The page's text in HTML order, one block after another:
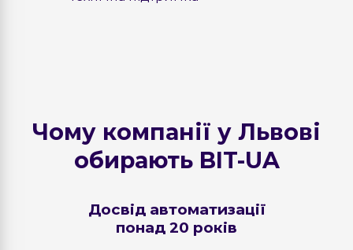
Чому компанії у Львові
обирають BIT-UA
Досвід автоматизації
понад 20 років